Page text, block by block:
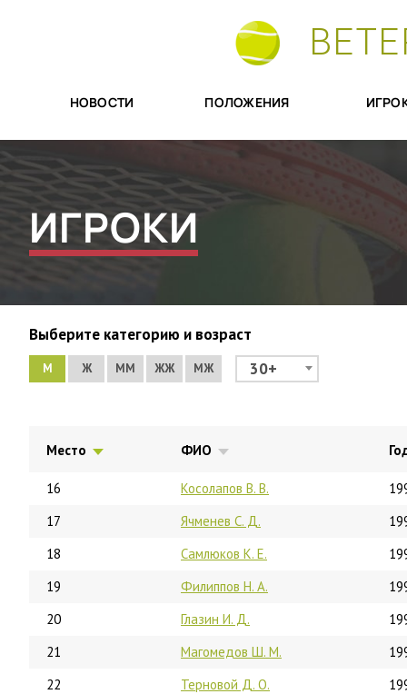
НОВОСТИ ПОЛОЖЕНИЯ
ИГРОКИ
Выберите категорию и возраст
М Ж ММ ЖЖ МЖ 30+
Место ФИО
16 Косолапов В. В.
17
Ячменев С. Д.
18
Самлюков К. Е.
19
Филиппов Н. А.
20
Глазин И. Д.
21
Магомедов Ш. М.
22
Терновой Д. О.